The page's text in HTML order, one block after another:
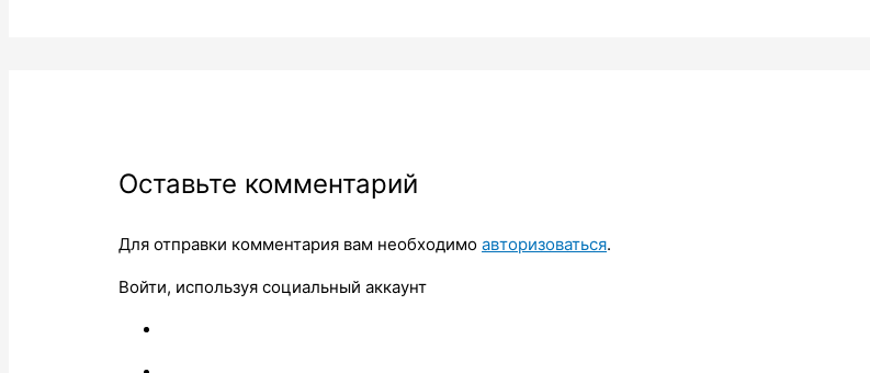
Оставьте комментарий
Для отправки комментария вам необходимоавторизоваться.
Войти, используя социальный аккаунт